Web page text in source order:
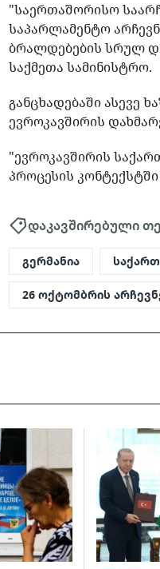
"საერთაშორისო
საპარლამენტო
ბრალდებების სრულ და
საქმეთა სამინისტრო.
განცხადებაში ასევე
ევროკავშირის
"ევროკავშირის
პროცესის
დაკავშირებული
გერმანია
26 ოქტომბრის